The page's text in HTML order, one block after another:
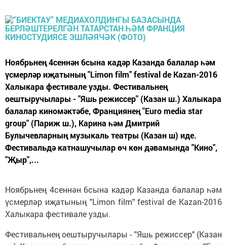
Ноябрьнең 4сеннән 6сына кадәр Казанда балалар һәм
үсмерләр иҗатының "Limon film" festival de Kazan-2016
Халыкара фестивале узды. Фестивальнең
оештыручылары - "Яшь режиссер" (Казан ш.) Халыкара
балалар киномәктәбе, Франциянең "Euro media star
group" (Париж ш.), Карина һәм Дмитрий
Булычевларның музыкаль театры (Казан ш) иде.
Фестивальдә катнашучылар өч көн дәвамында "Кино",
"Җыр",...
Ноябрьнең 4сеннән 6сына кадәр Казанда балалар һәм
үсмерләр иҗатының "Limon film" festival de Kazan-2016
Халыкара фестивале узды.
Фестивальнең оештыручылары - "Яшь режиссер" (Казан